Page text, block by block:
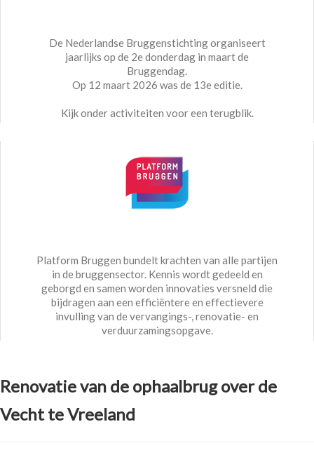
De Nederlandse Bruggenstichting organiseert
jaarlijks op de 2e donderdag in maart de
Bruggendag.
Op 12 maart 2026 was de 13e editie.
Kijk onder activiteiten voor een terugblik.
Platform Bruggen bundelt krachten van alle partijen
in de bruggensector. Kennis wordt gedeeld en
geborgd en samen worden innovaties versneld die
bijdragen aan een efficiëntere en effectievere
invulling van de vervangings-, renovatie- en
verduurzamingsopgave.
Renovatie van de ophaalbrug over de
Vecht te Vreeland